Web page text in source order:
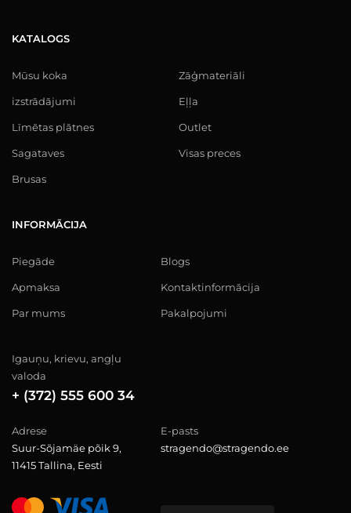
KATALOGS
Mūsu koka
izstrādājumi
Līmētas plātnes
Sagataves
Brusas
Zāģmateriāli
Eļļa
Outlet
Visas preces
INFORMĀCIJA
Piegāde
Apmaksa
Par mums
Blogs
Kontaktinformācija
Pakalpojumi
Igauņu, krievu, angļu
valoda
+ (372) 555 600 34
Adrese
Suur-Sõjamäe põik 9,
11415 Tallina, Eesti
E-pasts
stragendo@stragendo.ee